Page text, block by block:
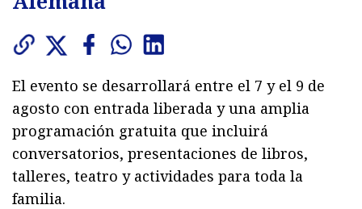
El evento se desarrollará entre el 7 y el 9 de
agosto con entrada liberada y una amplia
programación gratuita que incluirá
conversatorios, presentaciones de libros,
talleres, teatro y actividades para toda la
familia.